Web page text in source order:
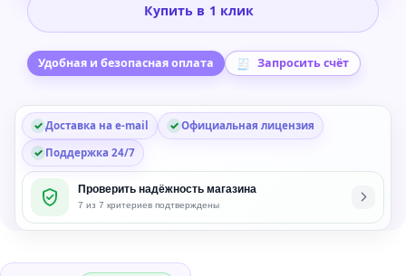
Celestia:
Sound
Instrument
for
Купить в 1 клик
Удобная и безопасная оплата Запросить счёт
Доставка на e-mail
Официальная лицензия
Поддержка 24/7
Проверить надёжность магазина
7 из 7 критериев подтверждены